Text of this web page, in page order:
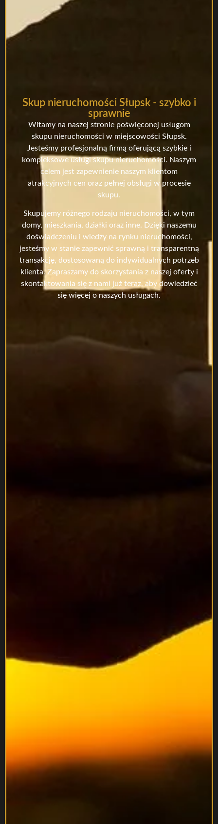
Skup nieruchomości Słupsk - szybko i
sprawnie
Witamy na naszej stronie poświęconej usługom
skupu nieruchomości w miejscowości Słupsk.
Jesteśmy profesjonalną firmą oferującą szybkie i
kompleksowe usługi skupu nieruchomości. Naszym
celem jest zapewnienie naszym klientom
atrakcyjnych cen oraz pełnej obsługi w procesie
skupu.
Skupujemy różnego rodzaju nieruchomości, w tym
domy, mieszkania, działki oraz inne. Dzięki naszemu
doświadczeniu i wiedzy na rynku nieruchomości,
jesteśmy w stanie zapewnić sprawną i transparentną
transakcję, dostosowaną do indywidualnych potrzeb
klienta. Zapraszamy do skorzystania z naszej oferty i
skontaktowania się z nami już teraz, aby dowiedzieć
się więcej o naszych usługach.